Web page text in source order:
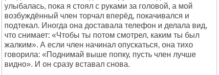
улыбалась, пока я стоял с руками за головой, а мой
возбуждённый член торчал вперёд, покачивался и
подтекал. Иногда она доставала телефон и делала вид,
что снимает: «Чтобы ты потом смотрел, каким ты был
жалким». А если член начинал опускаться, она тихо
говорила: «Поднимай выше попку, пусть член лучше
видно». И он сразу вставал снова.